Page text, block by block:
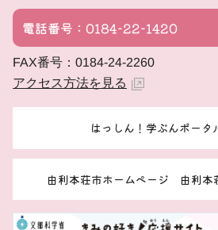
電話番号：0184-22-1420
FAX番号：0184-24-2260
アクセス方法を見る
はっしん！学ぶんポータ
由利本荘市ホームページ 由利本